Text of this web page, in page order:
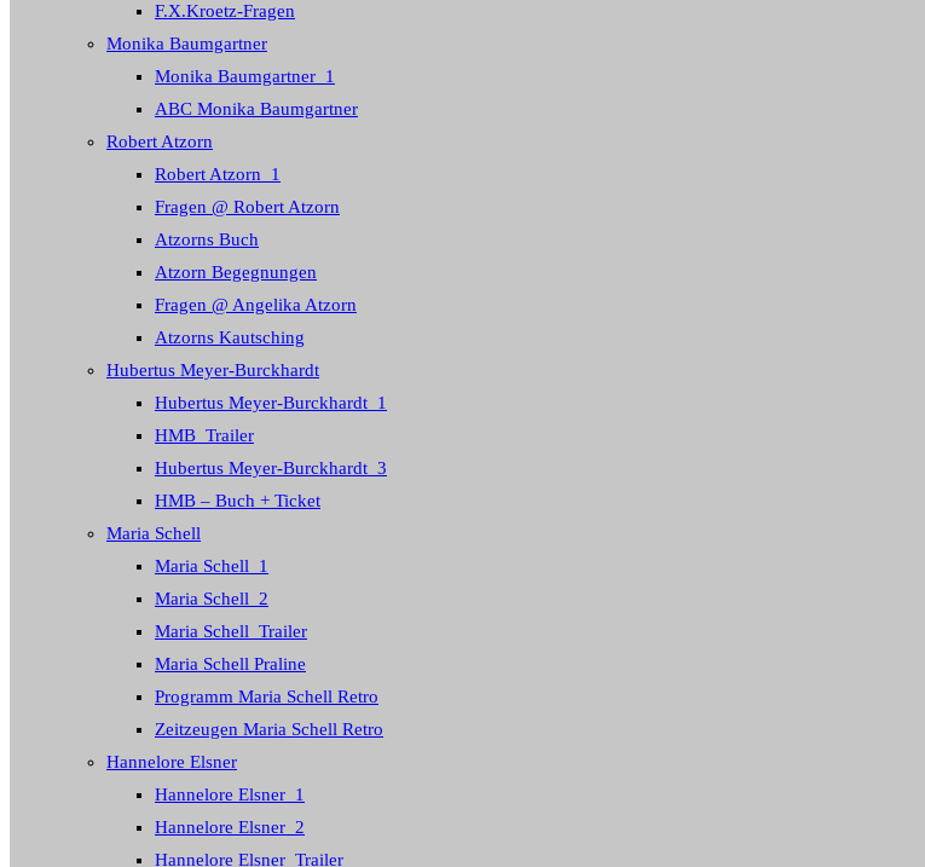
F.X.Kroetz-Fragen
Monika Baumgartner
Monika Baumgartner_1
ABC Monika Baumgartner
Robert Atzorn
Robert Atzorn_1
Fragen @ Robert Atzorn
Atzorns Buch
Atzorn Begegnungen
Fragen @ Angelika Atzorn
Atzorns Kautsching
Hubertus Meyer-Burckhardt
Hubertus Meyer-Burckhardt_1
HMB_Trailer
Hubertus Meyer-Burckhardt_3
HMB – Buch + Ticket
Maria Schell
Maria Schell_1
Maria Schell_2
Maria Schell_Trailer
Maria Schell Praline
Programm Maria Schell Retro
Zeitzeugen Maria Schell Retro
Hannelore Elsner
Hannelore Elsner_1
Hannelore Elsner_2
Hannelore Elsner_Trailer